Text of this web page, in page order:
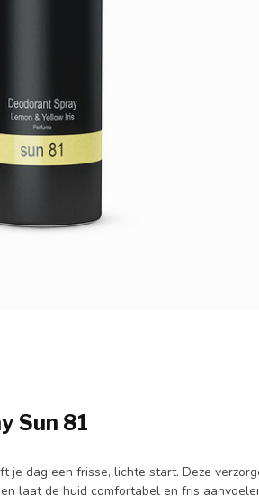
Sun 81
je dag een frisse, lichte start. Deze
laat de huid comfortabel en fris